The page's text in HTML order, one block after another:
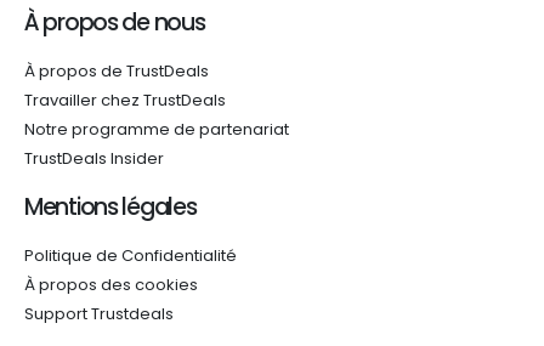
À propos de nous
À propos de TrustDeals
Travailler chez TrustDeals
Notre programme de partenariat
TrustDeals Insider
Mentions légales
Politique de Confidentialité
À propos des cookies
Support Trustdeals